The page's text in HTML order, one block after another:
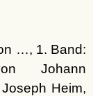
…, 1. Band:
Johann
Heim,